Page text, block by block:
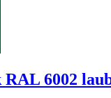
6002